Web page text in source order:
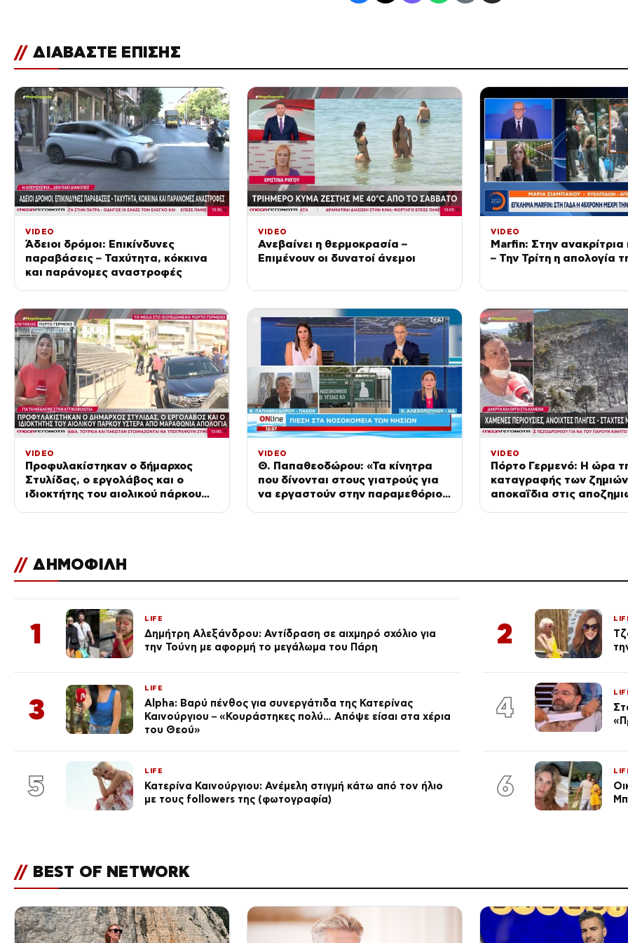
// ΔΙΑΒΑΣΤΕ ΕΠΙΣΗΣ
VIDEO
Άδειοι δρόμοι: Επικίνδυνες
παραβάσεις – Ταχύτητα, κόκκινα
και παράνομες αναστροφές
VIDEO
Ανεβαίνει η θερμοκρασία –
Επιμένουν οι δυνατοί άνεμοι
VIDEO
Marfin: Στην ανακρίτρια
– Την Τρίτη η απολογία
VIDEO
Προφυλακίστηκαν ο δήμαρχος
Στυλίδας, ο εργολάβος και ο
ιδιοκτήτης του αιολικού πάρκου
VIDEO
Θ. Παπαθεοδώρου: «Τα κίνητρα
που δίνονται στους γιατρούς για
να εργαστούν στην παραμεθόριο
VIDEO
Πόρτο Γερμενό: Η ώρα
καταγραφής των
αποκαΐδια στις
// ΔΗΜΟΦΙΛΗ
1 LIFE
Δημήτρη Αλεξάνδρου: Αντίδραση σε αιχμηρό σχόλιο για
την Τούνη με αφορμή το μεγάλωμα του Πάρη
2
3
LIFE
Alpha: Βαρύ πένθος για συνεργάτιδα της Κατερίνας
Καινούργιου – «Κουράστηκες πολύ… Απόψε είσαι στα χέρια
του Θεού»
4
5 LIFE
Κατερίνα Καινούργιου: Ανέμελη στιγμή κάτω από τον ήλιο
με τους followers της (φωτογραφία)
6
// BEST OF NETWORK